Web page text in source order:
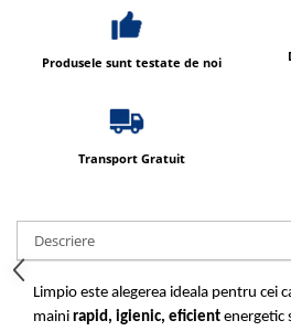
Produsele sunt testate de noi
Transport Gratuit
Descriere
Limpio este alegerea ideala pentru cei
maini rapid, igienic, eficient energetic